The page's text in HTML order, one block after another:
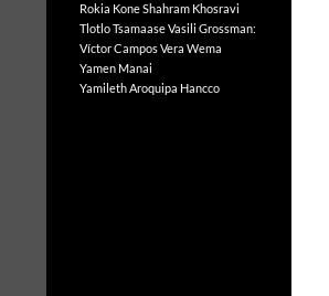
Rokia KoneShahram Khosravi
Tlotlo TsamaaseVasili Grossman:
Víctor Campos Vera Wema
Yamen Manai
Yamileth Aroquipa Hancco